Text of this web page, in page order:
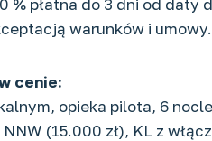
% płatna do 3 dni od daty
warunków i umowy.
cenie:
opieka pilota, 6
(15.000 zł), KL z